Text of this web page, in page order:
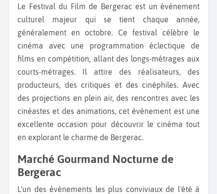
Le Festival du Film de Bergerac est un événement
culturel majeur qui se tient chaque année,
généralement en octobre. Ce festival célèbre le
cinéma avec une programmation éclectique de
films en compétition, allant des longs-métrages aux
courts-métrages. Il attire des réalisateurs, des
producteurs, des critiques et des cinéphiles. Avec
des projections en plein air, des rencontres avec les
cinéastes et des animations, cet événement est une
excellente occasion pour découvrir le cinéma tout
en explorant le charme de Bergerac.
Marché Gourmand Nocturne de
Bergerac
L'un des événements les plus conviviaux de l'été à